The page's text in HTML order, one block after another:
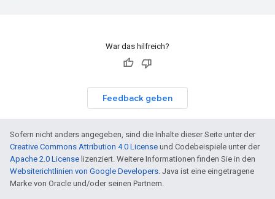
War das hilfreich?
Feedback geben
Sofern nicht anders angegeben, sind die Inhalte dieser Seite unter der
Creative Commons Attribution 4.0 License und Codebeispiele unter der
Apache 2.0 License lizenziert. Weitere Informationen finden Sie in den
Websiterichtlinien von Google Developers. Java ist eine eingetragene
Marke von Oracle und/oder seinen Partnern.